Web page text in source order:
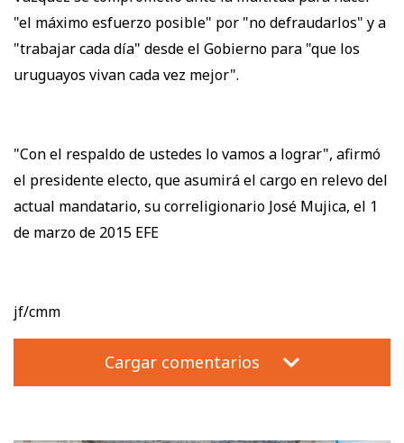
"el máximo esfuerzo posible" por "no defraudarlos" y a
"trabajar cada día" desde el Gobierno para "que los
uruguayos vivan cada vez mejor".
"Con el respaldo de ustedes lo vamos a lograr", afirmó
el presidente electo, que asumirá el cargo en relevo del
actual mandatario, su correligionario José Mujica, el 1
de marzo de 2015 EFE
jf/cmm
Cargar comentarios